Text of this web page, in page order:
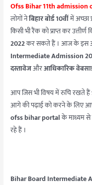
Ofss Bihar 11th admission
लोगों नेबिहार बोर्ड 10वींमें अच्छा
किसी भी रैंक को प्राप्त कर
2022कर सकते हैं । आज के इस
Intermediate Admission
दस्तावेजऔरआधिकारिक
आप जिस भी विषय में रुचि रखते हैं
आगे की पढ़ाई को करने के लिए
ofss bihar portalके माध्यम
रहे हैं ।
Bihar Board Intermediate
Admission
2022